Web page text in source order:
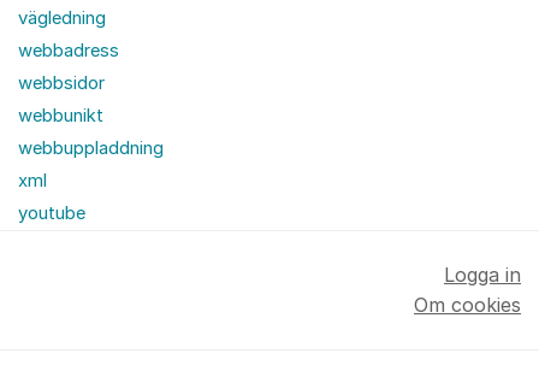
vägledning
webbadress
webbsidor
webbunikt
webbuppladdning
xml
youtube
Logga in
Om cookies